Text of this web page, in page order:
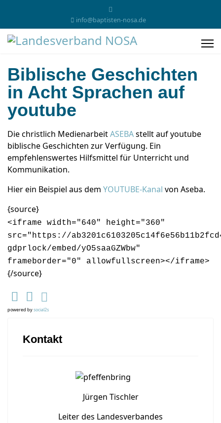
info@baptisten-nosa.de
Biblische Geschichten
in Acht Sprachen auf
youtube
Die christlich MedienarbeitASEBAstellt auf youtube
biblische Geschichten zur Verfügung. Ein
empfehlenswertes Hilfsmittel für Unterricht und
Kommunikation.
Hier ein Beispiel aus dem YOUTUBE-Kanal von Aseba.
{source}
<iframe width="640" height="360"
src="https://
gdprlock/embed/yO5saaGZWbw"
frameborder="0" allowfullscreen></iframe>
{/source}
powered bysocial2s
Kontakt
Jürgen Tischler
Leiter des Landesverbandes